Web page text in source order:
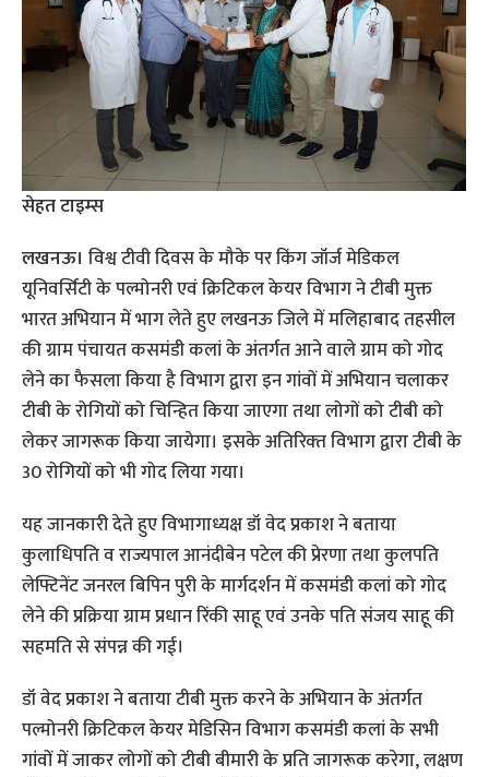
सेहत टाइम्‍स
लखनऊ। विश्व टीवी दिवस के मौके पर किंग जॉर्ज मेडिकल
यूनिवर्सिटी के पल्मोनरी एवं क्रिटिकल केयर विभाग ने टीबी मुक्त
भारत अभियान में भाग लेते हुए लखनऊ जिले में मलिहाबाद तहसील
की ग्राम पंचायत कसमंडी कलां के अंतर्गत आने वाले ग्राम को गोद
लेने का फैसला किया है विभाग द्वारा इन गांवों में अभियान चलाकर
टीबी के रोगियों को चिन्हित किया जाएगा तथा लोगों को टीबी को
लेकर जागरूक किया जायेगा। इसके अतिरिक्‍त विभाग द्वारा टीबी के
30 रोगियों को भी गोद लिया गया।
यह जानकारी देते हुए विभागाध्यक्ष डॉ वेद प्रकाश ने बताया
कुलाधिपति व राज्यपाल आनंदीबेन पटेल की प्रेरणा तथा कुलपति
लेफ्टिनेंट जनरल बिपिन पुरी के मार्गदर्शन में कसमंडी कलां को गोद
लेने की प्रक्रिया ग्राम प्रधान रिंकी साहू एवं उनके पति संजय साहू की
सहमति से संपन्न की गई।
डॉ वेद प्रकाश ने बताया टीबी मुक्त करने के अभियान के अंतर्गत
पल्मोनरी क्रिटिकल केयर मेडिसिन विभाग कसमंडी कलां के सभी
गांवों में जाकर लोगों को टीबी बीमारी के प्रति जागरूक करेगा, लक्षण